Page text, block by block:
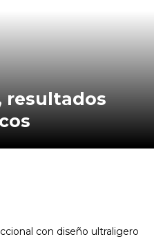
con diseño ultraligero